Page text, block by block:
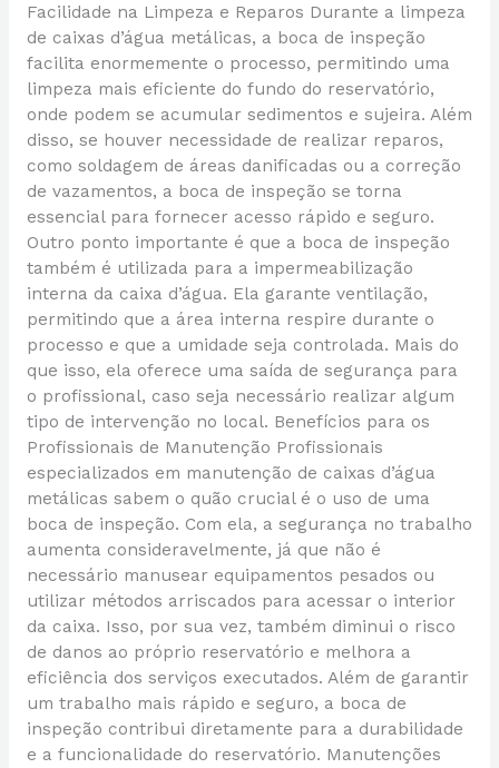
Facilidade na Limpeza e Reparos Durante a limpeza
de caixas d’água metálicas, a boca de inspeção
facilita enormemente o processo, permitindo uma
limpeza mais eficiente do fundo do reservatório,
onde podem se acumular sedimentos e sujeira. Além
disso, se houver necessidade de realizar reparos,
como soldagem de áreas danificadas ou a correção
de vazamentos, a boca de inspeção se torna
essencial para fornecer acesso rápido e seguro.
Outro ponto importante é que a boca de inspeção
também é utilizada para a impermeabilização
interna da caixa d’água. Ela garante ventilação,
permitindo que a área interna respire durante o
processo e que a umidade seja controlada. Mais do
que isso, ela oferece uma saída de segurança para
o profissional, caso seja necessário realizar algum
tipo de intervenção no local. Benefícios para os
Profissionais de Manutenção Profissionais
especializados em manutenção de caixas d’água
metálicas sabem o quão crucial é o uso de uma
boca de inspeção. Com ela, a segurança no trabalho
aumenta consideravelmente, já que não é
necessário manusear equipamentos pesados ou
utilizar métodos arriscados para acessar o interior
da caixa. Isso, por sua vez, também diminui o risco
de danos ao próprio reservatório e melhora a
eficiência dos serviços executados. Além de garantir
um trabalho mais rápido e seguro, a boca de
inspeção contribui diretamente para a durabilidade
e a funcionalidade do reservatório. Manutenções